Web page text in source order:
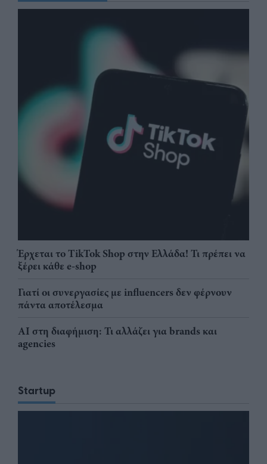
Έρχεται το TikTok Shop στην Ελλάδα! Τι πρέπει να
ξέρει κάθε e-shop
Γιατί οι συνεργασίες με influencers δεν φέρνουν
πάντα αποτέλεσμα
AI στη διαφήμιση: Τι αλλάζει για brands και
agencies
Startup